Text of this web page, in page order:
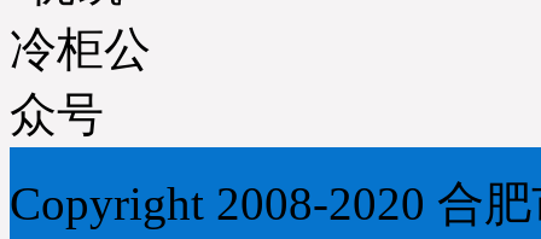
Copyright 2008-2020 合